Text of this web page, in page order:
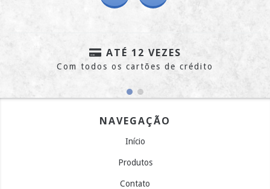
ATÉ 12 VEZES
Com todos os cartões de crédito
NAVEGAÇÃO
Início
Produtos
Contato